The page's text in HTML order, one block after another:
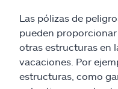
Las pólizas de
pueden
otras estructuras en
vacaciones. Por
estructuras, como